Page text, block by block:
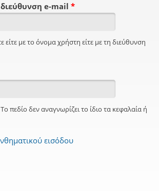
e-mail *
είτε με το όνομα χρήστη είτε με τη διεύθυνση
πεδίο δεν αναγνωρίζει το ίδιο τα κεφαλαία ή
εισόδου